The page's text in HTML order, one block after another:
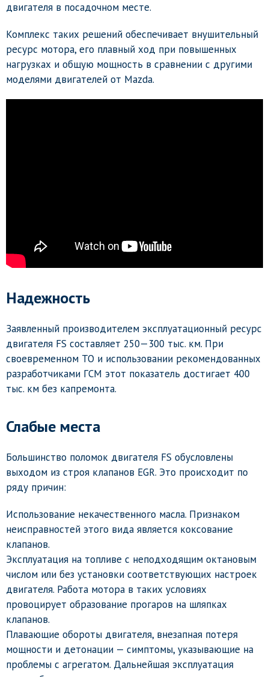
двигателя в посадочном месте.
Комплекс таких решений обеспечивает внушительный
ресурс мотора, его плавный ход при повышенных
нагрузках и общую мощность в сравнении с другими
моделями двигателей от Mazda.
Надежность
Заявленный производителем эксплуатационный ресурс
двигателя FS составляет 250—300 тыс. км. При
своевременном ТО и использовании рекомендованных
разработчиками ГСМ этот показатель достигает 400
тыс. км без капремонта.
Слабые места
Большинство поломок двигателя FS обусловлены
выходом из строя клапанов EGR. Это происходит по
ряду причин:
Использование некачественного масла. Признаком
неисправностей этого вида является коксование
клапанов.
Эксплуатация на топливе с неподходящим октановым
числом или без установки соответствующих настроек
двигателя. Работа мотора в таких условиях
провоцирует образование прогаров на шляпках
клапанов.
Плавающие обороты двигателя, внезапная потеря
мощности и детонации — симптомы, указывающие на
проблемы с агрегатом. Дальнейшая эксплуатация